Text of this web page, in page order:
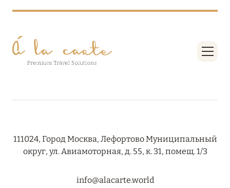
27 сентября 2024
RIXOS PREMIUM SAADIYAT ISLAND ABU DHABI:
Подробнее
20 августа 2024
ВЫГОДНАЯ АРИФМЕТИКА ОТ ULTIMA GSTAAD
111024, Город Москва, Лефортово Муниципальный
округ, ул. Авиамоторная, д. 55, к. 31, помещ. 1/3
info@alacarte.world